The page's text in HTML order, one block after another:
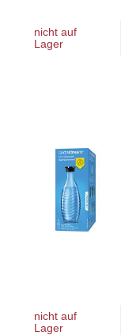
nicht auf
Lager
nicht auf
Lager